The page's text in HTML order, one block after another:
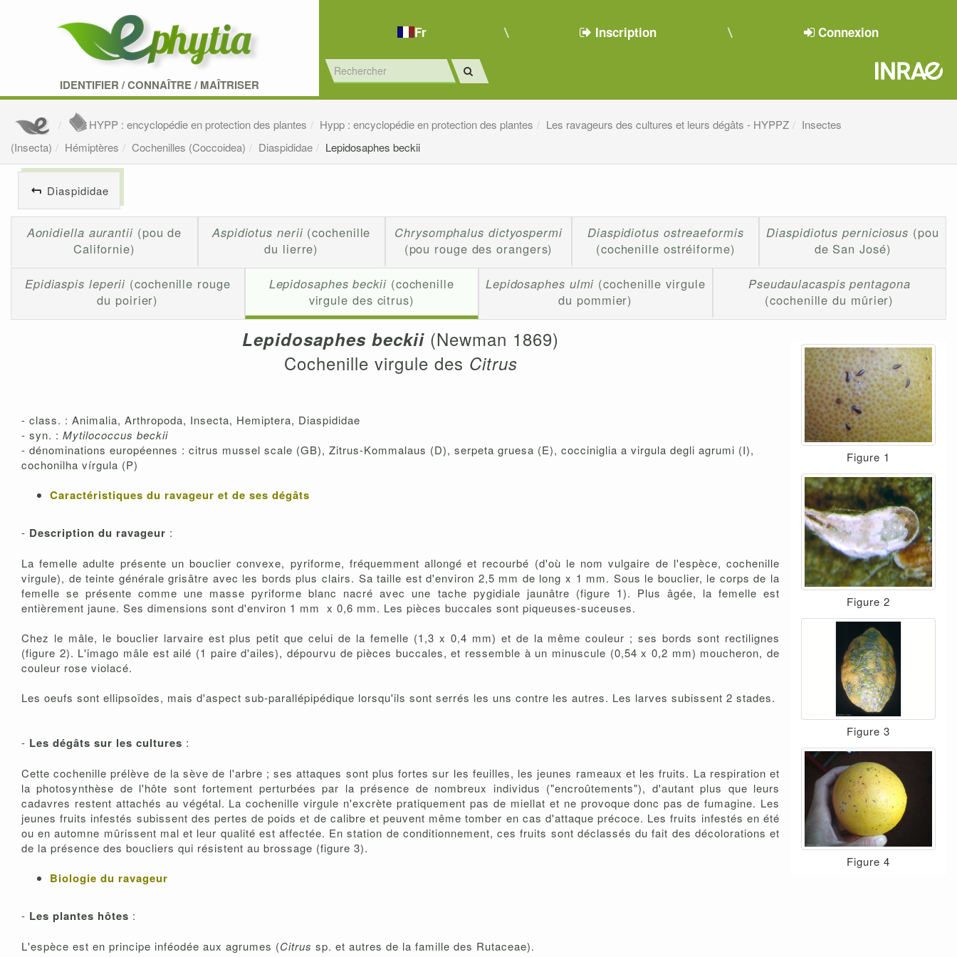
IDENTIFIER /CONNAÎTRE/MAÎTRISER
Fr Inscription Connexion
HYPP : encyclopédie en protection des plantes Hypp : encyclopédie en protection des plantes Les ravageurs des cultures et leurs dégâts - HYPPZ
Insectes
(Insecta)
Hémiptères Cochenilles (Coccoidea) Diaspididae Lepidosaphes beckii
Diaspididae
Aonidiella aurantii(pou de
Californie)
Aspidiotus nerii (cochenille
du lierre)
Chrysomphalus dictyospermi
(pou rouge des orangers)
Diaspidiotus ostreaeformis
(cochenille ostréiforme)
Diaspidiotus perniciosus (pou
de San José)
Epidiaspis leperii (cochenille rouge
du poirier)
Lepidosaphes beckii(cochenille
virgule des citrus)
Lepidosaphes ulmi (cochenille virgule
du pommier)
Pseudaulacaspis pentagona
(cochenille du mûrier)
Lepidosaphes beckii (Newman 1869)
Cochenille virgule des Citrus
- class. : Animalia, Arthropoda, Insecta, Hemiptera, Diaspididae
- syn. : Mytilococcus beckii
- dénominations européennes : citrus mussel scale (GB), Zitrus-Kommalaus (D), serpeta gruesa (E), cocciniglia a virgula degli agrumi (I),
cochonilha vírgula (P)
Caractéristiques du ravageur et de ses dégâts
- Description du ravageur :
La femelle adulte présente un bouclier convexe, pyriforme, fréquemment allongé et recourbé (d'où le nom vulgaire de l'espèce, cochenille
virgule), de teinte générale grisâtre avec les bords plus clairs. Sa taille est d'environ 2,5 mm de long x 1 mm. Sous le bouclier, le corps de la
femelle se présente comme une masse pyriforme blanc nacré avec une tache pygidiale jaunâtre (figure 1). Plus âgée, la femelle est
entièrement jaune. Ses dimensions sont d'environ 1 mm x 0,6 mm. Les pièces buccales sont piqueuses-suceuses.
Chez le mâle, le bouclier larvaire est plus petit que celui de la femelle (1,3 x 0,4 mm) et de la même couleur ; ses bords sont rectilignes
(figure 2). L'imago mâle est ailé (1 paire d'ailes), dépourvu de pièces buccales, et ressemble à un minuscule (0,54 x 0,2 mm) moucheron, de
couleur rose violacé.
Les oeufs sont ellipsoïdes, mais d'aspect sub-parallépipédique lorsqu'ils sont serrés les uns contre les autres. Les larves subissent 2 stades.
- Les dégâts sur les cultures :
Cette cochenille prélève de la sève de l'arbre ; ses attaques sont plus fortes sur les feuilles, les jeunes rameaux et les fruits. La respiration et
la photosynthèse de l'hôte sont fortement perturbées par la présence de nombreux individus ("encroûtements"), d'autant plus que leurs
cadavres restent attachés au végétal. La cochenille virgule n'excrète pratiquement pas de miellat et ne provoque donc pas de fumagine. Les
jeunes fruits infestés subissent des pertes de poids et de calibre et peuvent même tomber en cas d'attaque précoce. Les fruits infestés en été
ou en automne mûrissent mal et leur qualité est affectée. En station de conditionnement, ces fruits sont déclassés du fait des décolorations et
de la présence des boucliers qui résistent au brossage (figure 3).
Biologie du ravageur
- Les plantes hôtes :
L'espèce est en principe inféodée aux agrumes (Citrus sp. et autres de la famille des Rutaceae).
Figure 1
Figure 2
Figure 3
Figure 4